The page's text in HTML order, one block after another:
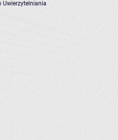
Uwierzytelniania